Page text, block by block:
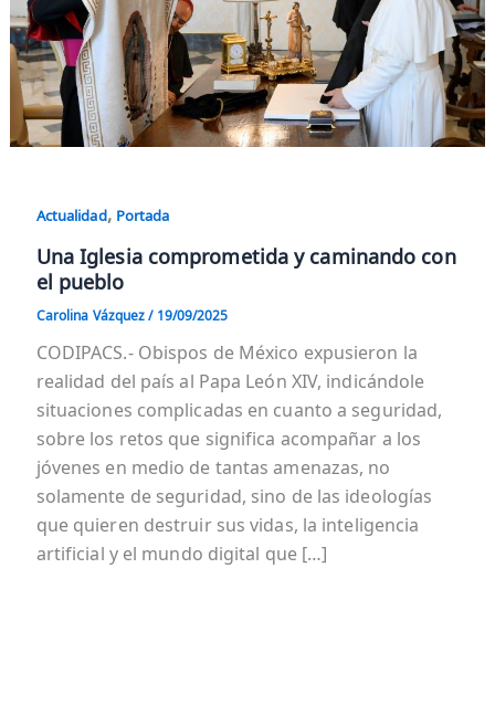
Actualidad, Portada
Una Iglesia comprometida y caminando con
el pueblo
Carolina Vázquez/ 19/09/2025
CODIPACS.- Obispos de México expusieron la
realidad del país al Papa León XIV, indicándole
situaciones complicadas en cuanto a seguridad,
sobre los retos que significa acompañar a los
jóvenes en medio de tantas amenazas, no
solamente de seguridad, sino de las ideologías
que quieren destruir sus vidas, la inteligencia
artificial y el mundo digital que […]